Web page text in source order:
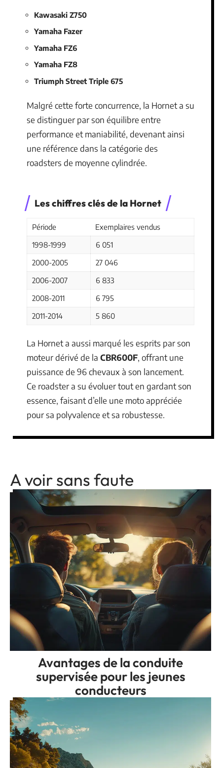
Kawasaki Z750
Yamaha Fazer
Yamaha FZ6
Yamaha FZ8
Triumph Street Triple 675
Malgré cette forte concurrence, la Hornet a su
se distinguer par son équilibre entre
performance et maniabilité, devenant ainsi
une référence dans la catégorie des
roadsters de moyenne cylindrée.
Les chiffres clés de la Hornet
Période
Exemplaires vendus
1998-1999
6 051
2000-2005
27 046
2006-2007
6 833
2008-2011
6 795
2011-2014
5 860
La Hornet a aussi marqué les esprits par son
moteur dérivé de la CBR600F, offrant une
puissance de 96 chevaux à son lancement.
Ce roadster a su évoluer tout en gardant son
essence, faisant d’elle une moto appréciée
pour sa polyvalence et sa robustesse.
A voir sans faute
Avantages de la conduite
supervisée pour les jeunes
conducteurs